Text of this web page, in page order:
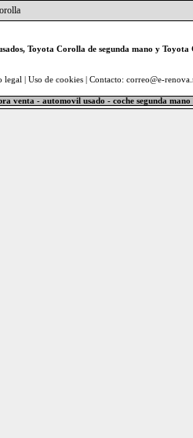
Toyota Corolla de segunda mano y
legal Uso de cookies| Contacto: correo@e-
venta - automovil usado - coche segunda mano